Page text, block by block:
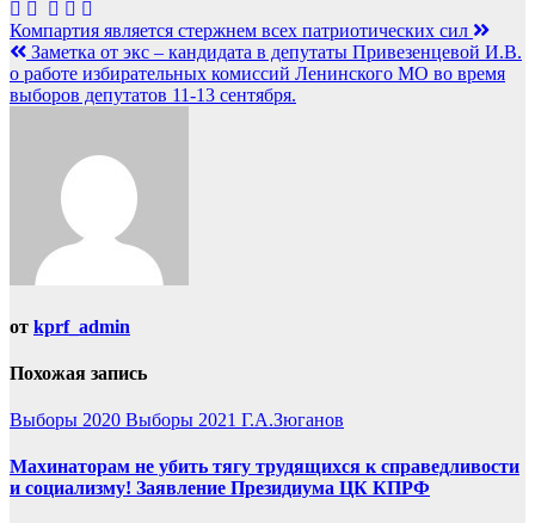
Навигация
по
записям
Компартия является стержнем всех патриотических сил
Заметка от экс – кандидата в депутаты Привезенцевой И.В.
о работе избирательных комиссий Ленинского МО во время
выборов депутатов 11-13 сентября.
от kprf_admin
Похожая запись
Выборы 2020 Выборы 2021 Г.А.Зюганов
Махинаторам не убить тягу трудящихся к справедливости
и социализму! Заявление Президиума ЦК КПРФ